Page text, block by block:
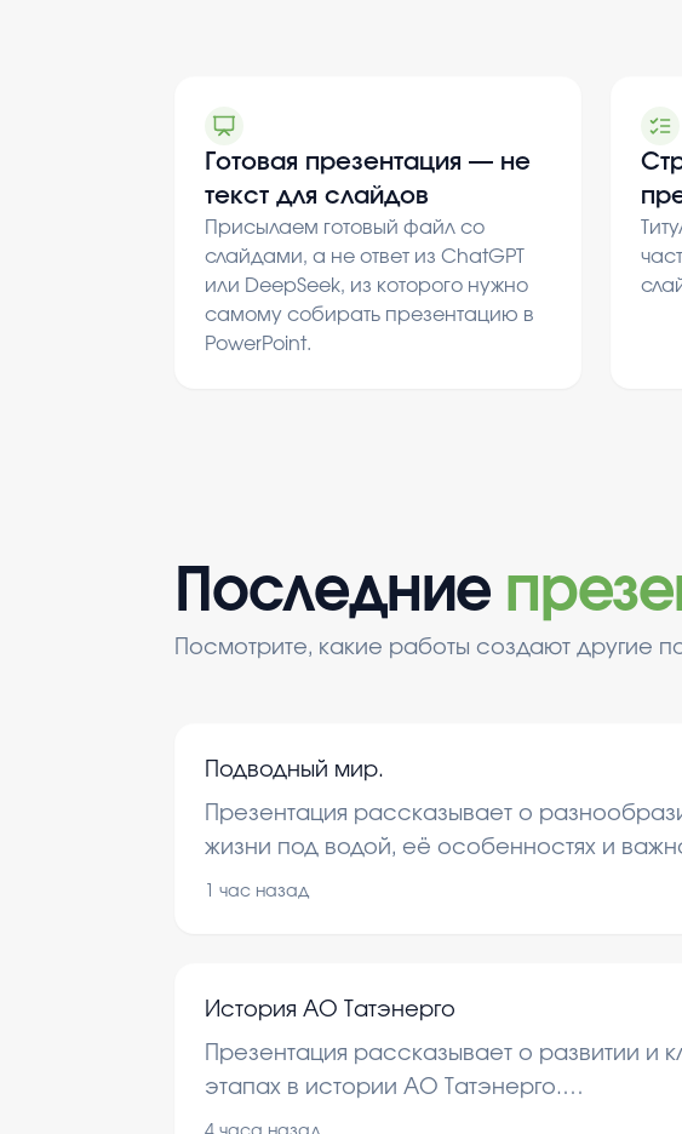
Готовая презентация — не
текст для слайдов
Присылаем готовый файл со
слайдами, а не ответ из ChatGPT
или DeepSeek, из которого нужно
самому собирать презентацию в
PowerPoint.
Последние
Посмотрите, какие работы создают другие
Подводный мир.
Презентация рассказывает о
жизни под водой, её особенностях и
для планеты. Рассматриваются основные
1 час назад
История АО Татэнерго
Презентация рассказывает о развитии и
этапах в истории АО Татэнерго.
Рассматриваются важные события,